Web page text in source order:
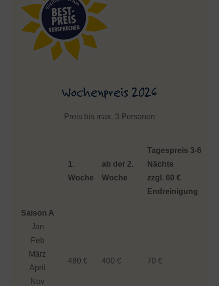
Wochenpreis 2026
Preis bis max. 3 Personen
1.
Woche
ab der 2.
Woche
Tagespreis 3-6
Nächte
zzgl. 60 €
Endreinigung
Saison A
Jan
Feb
März
April
Nov
480 € 400 € 70 €